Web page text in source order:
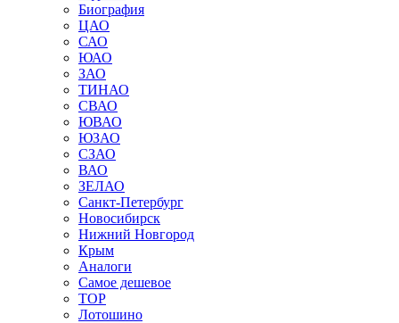
Биография
ЦАО
САО
ЮАО
ЗАО
ТИНАО
СВАО
ЮВАО
ЮЗАО
СЗАО
ВАО
ЗЕЛАО
Санкт-Петербург
Новосибирск
Нижний Новгород
Крым
Аналоги
Самое дешевое
TOP
Лотошино